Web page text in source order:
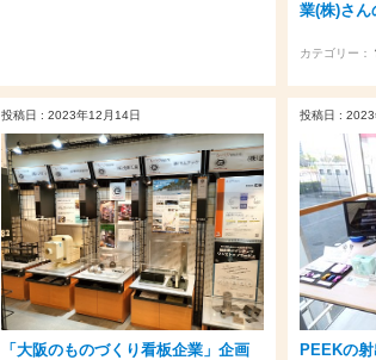
業(株)さん
カテゴリー：
投稿日 : 2023年12月14日
「大阪のものづくり看板企業」企画
投稿日 :
PEEKの